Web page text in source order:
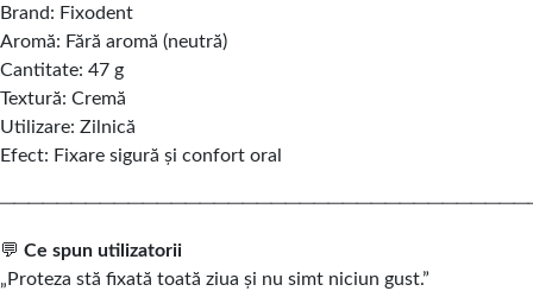
Brand: Fixodent
Aromă: Fără aromă (neutră)
Cantitate: 47 g
Textură: Cremă
Utilizare: Zilnică
Efect: Fixare sigură și confort oral
💬 Ce spun utilizatorii
„Proteza stă fixată toată ziua și nu simt niciun gust.”